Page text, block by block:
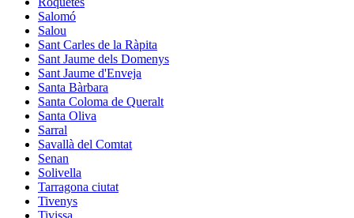
Salomó
Salou
Sant Carles de la Ràpita
Sant Jaume dels Domenys
Sant Jaume d'Enveja
Santa Bàrbara
Santa Coloma de Queralt
Santa Oliva
Sarral
Savallà del Comtat
Senan
Solivella
Tarragona ciutat
Tivenys
Tivissa